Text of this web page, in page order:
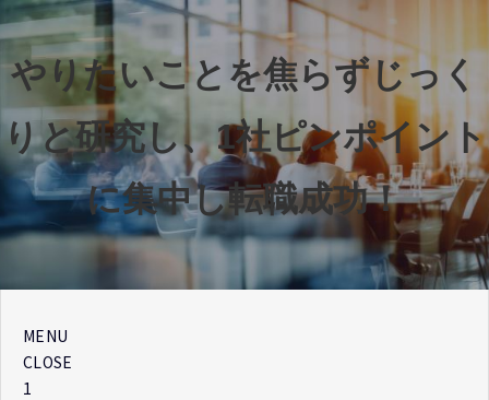
やりたいことを焦らずじっく
りと研究し、1社ピンポイント
に集中し転職成功！
MENU
CLOSE
1